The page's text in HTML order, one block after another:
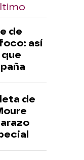
de
así
de